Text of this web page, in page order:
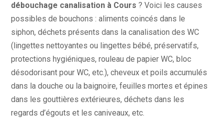
débouchage canalisation à Cours ? Voici les causes
possibles de bouchons : aliments coincés dans le
siphon, déchets présents dans la canalisation des WC
(lingettes nettoyantes ou lingettes bébé, préservatifs,
protections hygiéniques, rouleau de papier WC, bloc
désodorisant pour WC, etc.), cheveux et poils accumulés
dans la douche ou la baignoire, feuilles mortes et épines
dans les gouttières extérieures, déchets dans les
regards d’égouts et les caniveaux, etc.